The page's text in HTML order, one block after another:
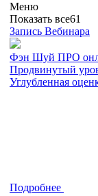
Меню
Показать все61
Запись Вебинара
Фэн Шуй ПРО
Продвинутый
Углубленная
Подробнее